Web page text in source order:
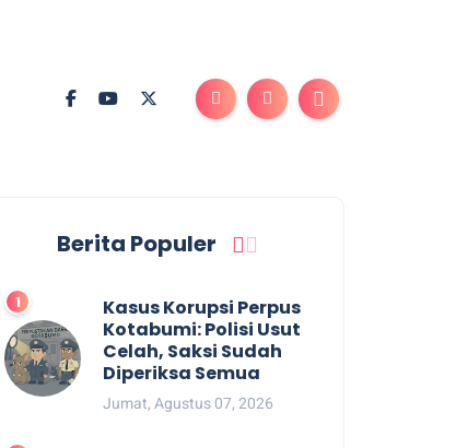
Berita Populer
Kasus Korupsi Perpus
Kotabumi: Polisi Usut
Celah, Saksi Sudah
Diperiksa Semua
Jumat, Agustus 07, 2026